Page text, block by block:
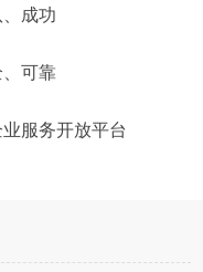
成功
可靠
服务开放平台